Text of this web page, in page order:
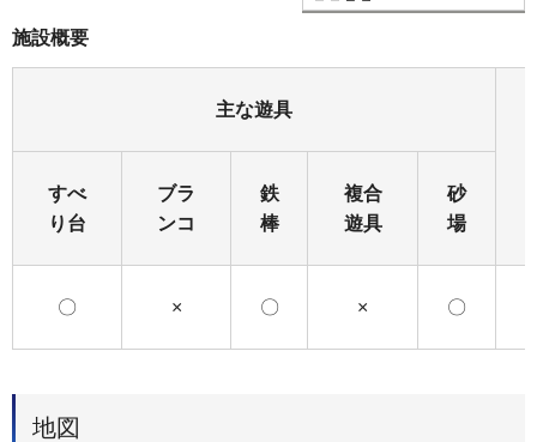
施設概要
主な遊具
すべ
り台
ブラ
ンコ
鉄
棒
複合
遊具
砂
場
〇 × 〇 × 〇
地図